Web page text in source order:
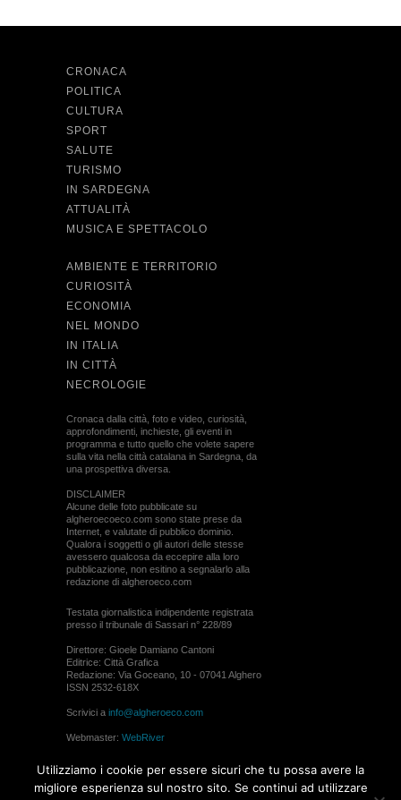
CRONACA
POLITICA
CULTURA
SPORT
SALUTE
TURISMO
IN SARDEGNA
ATTUALITÀ
MUSICA E SPETTACOLO
AMBIENTE E TERRITORIO
CURIOSITÀ
ECONOMIA
NEL MONDO
IN ITALIA
IN CITTÀ
NECROLOGIE
Cronaca dalla città, foto e video, curiosità,
approfondimenti, inchieste, gli eventi in
programma e tutto quello che volete sapere
sulla vita nella città catalana in Sardegna, da
una prospettiva diversa.
DISCLAIMER
Alcune delle foto pubblicate su
algheroecoeco.com sono state prese da
Internet, e valutate di pubblico dominio.
Qualora i soggetti o gli autori delle stesse
avessero qualcosa da eccepire alla loro
pubblicazione, non esitino a segnalarlo alla
redazione di algheroeco.com
Testata giornalistica indipendente registrata
presso il tribunale di Sassari n° 228/89
Direttore: Gioele Damiano Cantoni
Editrice: Città Grafica
Redazione: Via Goceano, 10 - 07041 Alghero
ISSN 2532-618X
Scrivici a info@algheroeco.com
Webmaster: WebRiver
permesso di algheroeco.com
Utilizziamo i cookie per essere sicuri che tu possa avere la
migliore esperienza sul nostro sito. Se continui ad utilizzare